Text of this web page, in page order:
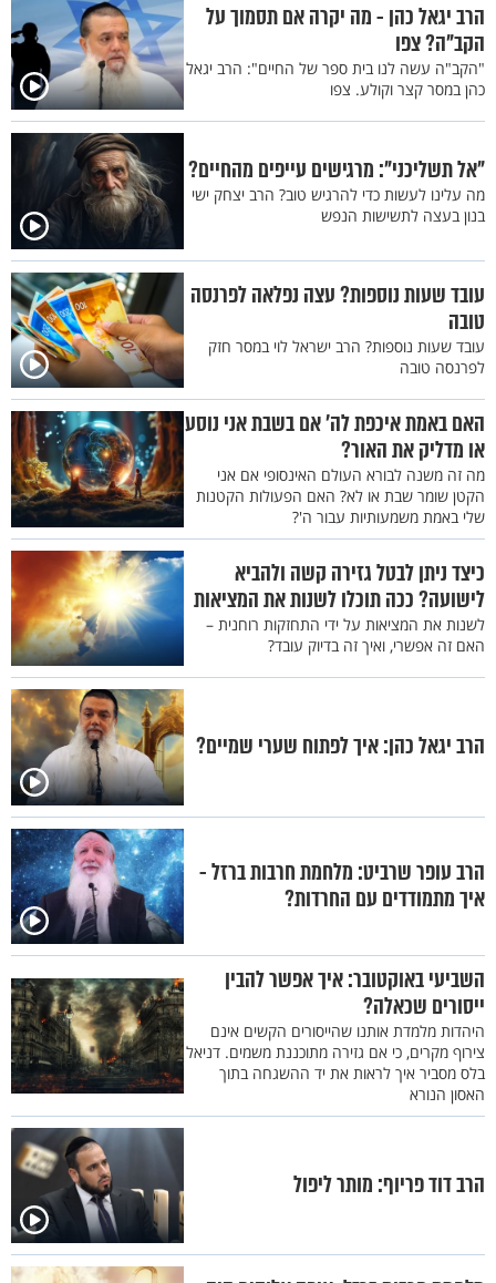
הרב יגאל כהן - מה יקרה אם תסמוך על
הקב"ה? צפו
"הקב"ה עשה לנו בית ספר של החיים": הרב יגאל
כהן במסר קצר וקולע. צפו
"אל תשליכני": מרגישים עייפים מהחיים?
מה עלינו לעשות כדי להרגיש טוב? הרב יצחק ישי
בנון בעצה לתשישות הנפש
עובד שעות נוספות? עצה נפלאה לפרנסה
טובה
עובד שעות נוספות? הרב ישראל לוי במסר חזק
לפרנסה טובה
האם באמת איכפת לה' אם בשבת אני נוסע
או מדליק את האור?
מה זה משנה לבורא העולם האינסופי אם אני
הקטן שומר שבת או לא? האם הפעולות הקטנות
שלי באמת משמעותיות עבור ה'?
כיצד ניתן לבטל גזירה קשה ולהביא
לישועה? ככה תוכלו לשנות את המציאות
לשנות את המציאות על ידי התחזקות רוחנית –
האם זה אפשרי, ואיך זה בדיוק עובד?
הרב יגאל כהן: איך לפתוח שערי שמיים?
הרב עופר שרביט: מלחמת חרבות ברזל -
איך מתמודדים עם החרדות?
השביעי באוקטובר: איך אפשר להבין
ייסורים שכאלה?
היהדות מלמדת אותנו שהייסורים הקשים אינם
צירוף מקרים, כי אם גזירה מתוכננת משמים. דניאל
בלס מסביר איך לראות את יד ההשגחה בתוך
האסון הנורא
הרב דוד פריוף: מותר ליפול